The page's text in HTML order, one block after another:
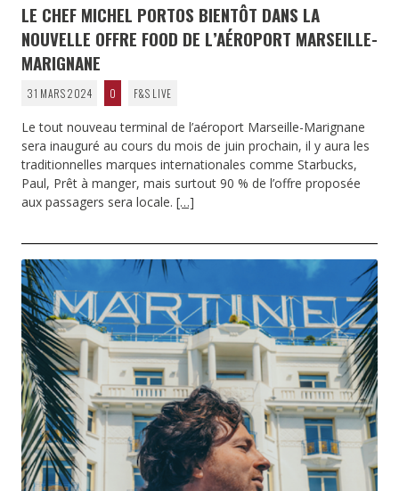
LE CHEF MICHEL PORTOS BIENTÔT DANS LA
NOUVELLE OFFRE FOOD DE L’AÉROPORT MARSEILLE-
MARIGNANE
31 MARS 2024 0 F&S LIVE
Le tout nouveau terminal de l’aéroport Marseille-Marignane
sera inauguré au cours du mois de juin prochain, il y aura les
traditionnelles marques internationales comme Starbucks,
Paul, Prêt à manger, mais surtout 90 % de l’offre proposée
aux passagers sera locale. […]